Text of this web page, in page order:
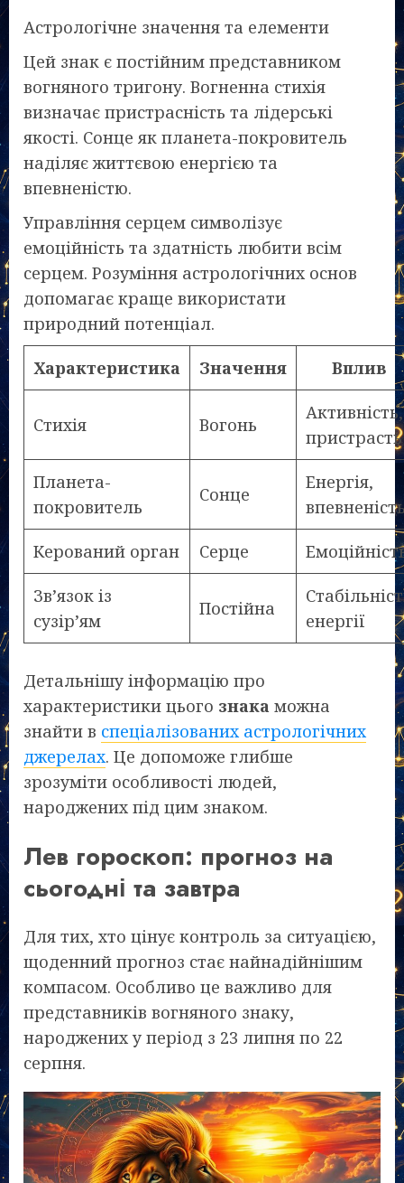
Астрологічне значення та елементи
Цей знак є постійним представником
вогняного тригону. Вогненна стихія
визначає пристрасність та лідерські
якості. Сонце як планета-покровитель
наділяє життєвою енергією та
впевненістю.
Управління серцем символізує
емоційність та здатність любити всім
серцем. Розуміння астрологічних основ
допомагає краще використати
природний потенціал.
Характеристика Значення Вплив
Стихія Вогонь
Активність,
пристрасть
Планета-
покровитель
Сонце
Енергія,
Керований орган Серце
Зв’язок із
сузір’ям
Постійна
енергії
Детальнішу інформацію про
характеристики цього знака можна
знайти в спеціалізованих астрологічних
джерелах. Це допоможе глибше
зрозуміти особливості людей,
народжених під цим знаком.
Лев гороскоп: прогноз на
сьогодні та завтра
Для тих, хто цінує контроль за ситуацією,
щоденний прогноз стає найнадійнішим
компасом. Особливо це важливо для
представників вогняного знаку,
народжених у період з 23 липня по 22
серпня.